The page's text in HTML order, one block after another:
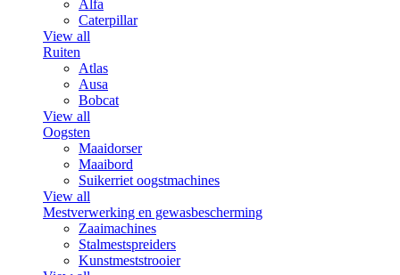
Alfa
Caterpillar
View all
Ruiten
Atlas
Ausa
Bobcat
View all
Oogsten
Maaidorser
Maaibord
Suikerriet oogstmachines
View all
Mestverwerking en gewasbescherming
Zaaimachines
Stalmestspreiders
Kunstmeststrooier